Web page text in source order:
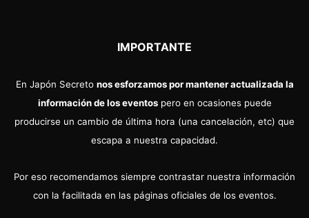
IMPORTANTE
En Japón Secreto nos esforzamos por mantener actualizada la
información de los eventospero en ocasiones puede
producirse un cambio de última hora (una cancelación, etc) que
escapa a nuestra capacidad.
Por eso recomendamos siempre contrastar nuestra información
con la facilitada en las páginas oficiales de los eventos.